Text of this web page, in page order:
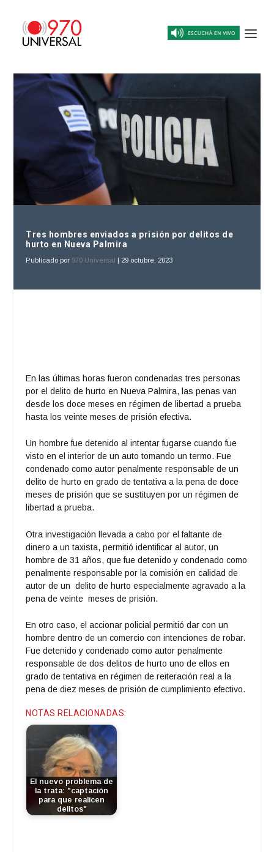
Tres hombres enviados a prisión por delitos de
hurto en Nueva Palmira
Publicado por 970 Universal | 29 octubre, 2023
En las últimas horas fueron condenadas tres personas
por el delito de hurto en Nueva Palmira, las penas van
desde los doce meses en régimen de libertad a prueba
hasta los veinte meses de prisión efectiva.
Un hombre fue detenido al intentar fugarse cuando fue
visto en el interior de un auto tomando un termo. Fue
condenado como autor penalmente responsable de un
delito de hurto en grado de tentativa a la pena de doce
meses de prisión que se sustituyen por un régimen de
libertad a prueba.
Otra investigación llevada a cabo por el faltante de
dinero a un taxista, permitió identificar al autor, un
hombre de 31 años, que fue detenido y condenado como
penalmente responsable por la comisión en calidad de
autor de un delito de hurto especialmente agravado a la
pena de veinte meses de prisión.
En otro caso, el accionar policial permitió dar con un
hombre dentro de un comercio con intenciones de robar.
Fue detenido y condenado como autor penalmente
responsable de dos delitos de hurto uno de ellos en
grado de tentativa en régimen de reiteración real a la
pena de diez meses de prisión de cumplimiento efectivo.
NOTAS RELACIONADAS:
El nuevo problema de
la trata: "captación
para que realicen
delitos"